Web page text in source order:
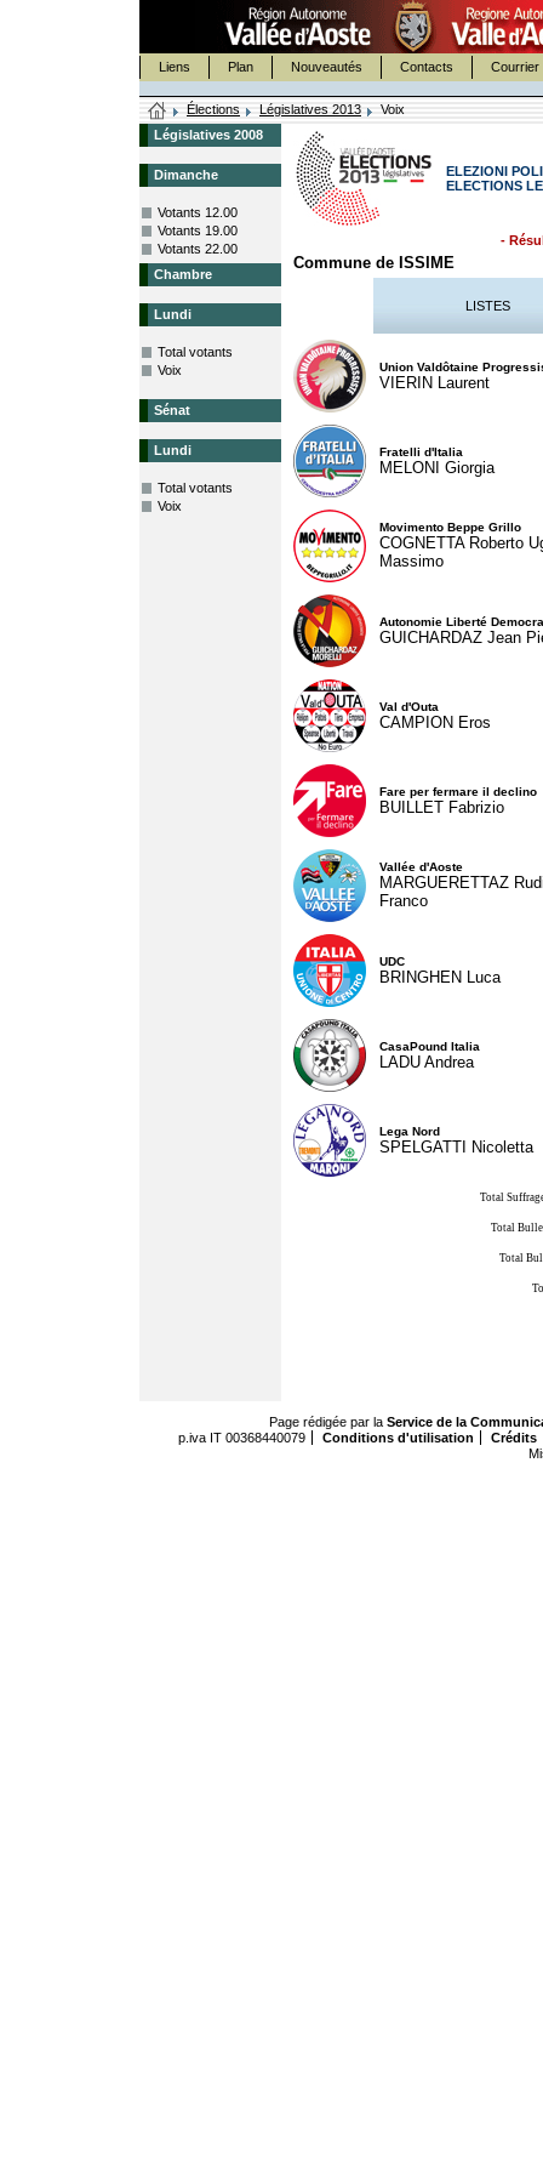
Liens Plan Nouveautés Contacts Courrier
Élections Législatives 2013
Voix
Législatives 2008
Dimanche
Votants 12.00
Votants 19.00
Votants 22.00
Chambre
Lundi
Total votants
Voix
Sénat
Lundi
Total votants
Voix
ELEZIONI
ELECTIONS
-
Commune de ISSIME
LISTES
Union Valdôtaine
VIERIN Laurent
Fratelli d'Italia
MELONI Giorgia
Movimento Beppe Grillo
COGNETTA Roberto
Massimo
Autonomie Liberté
GUICHARDAZ Jean
Val d'Outa
CAMPION Eros
Fare per fermare il declino
BUILLET Fabrizio
Vallée d'Aoste
MARGUERETTAZ
Franco
UDC
BRINGHEN Luca
CasaPound Italia
LADU Andrea
Lega Nord
SPELGATTI Nicoletta
Total
Total
Total
Page rédigée par la Service de la
p.iva IT 00368440079
Conditions d'utilisation
Crédits